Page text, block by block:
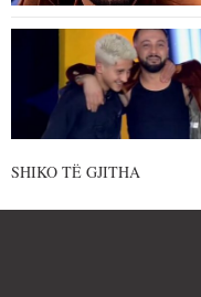
SHIKO TË GJITHA